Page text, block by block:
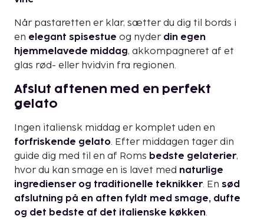
Når pastaretten er klar, sætter du dig til bords i
en elegant spisestue og nyder din egen
hjemmelavede middag, akkompagneret af et
glas rød- eller hvidvin fra regionen.
Afslut aftenen med en perfekt
gelato
Ingen italiensk middag er komplet uden en
forfriskende gelato. Efter middagen tager din
guide dig med til en af Roms bedste gelaterier,
hvor du kan smage en is lavet med naturlige
ingredienser og traditionelle teknikker. En sød
afslutning på en aften fyldt med smage, dufte
og det bedste af det italienske køkken.